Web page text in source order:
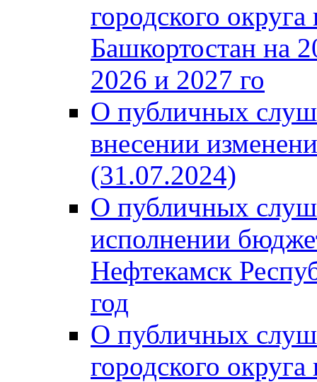
городского
Башкортостан на
2026 и 2027 го
О публичных
внесении
(31.07.2024)
О публичных
исполнении
Нефтекамск
год
О публичных
городского